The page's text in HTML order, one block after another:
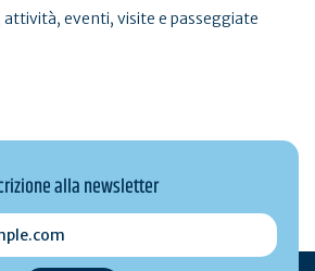
attività, eventi, visite e passeggiate
alla newsletter